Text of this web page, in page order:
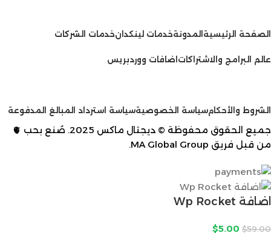
الصفحة الرئيسية المدونةخدمات لينكدانخدمات الشركات
عالم البرامج والاشتراكات اضافات ووردبريس
الشروط والأحكامسياسة الخصوصيةسياسة استرداد المبالغ المدفوعة
جميع الحقوق محفوظة © ديجتال ماكس 2025. صُنع بحب 🫀
من قبل فريق MA Global Group
.
اضافة Wp Rocket
$59.00
$5.00